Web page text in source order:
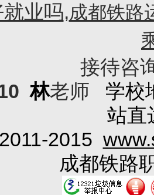
业吗,成都铁路
咨询电
林老师 学校
站直
2015
成都铁路